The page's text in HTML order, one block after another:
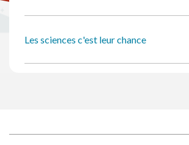
Les sciences c'est leur chance